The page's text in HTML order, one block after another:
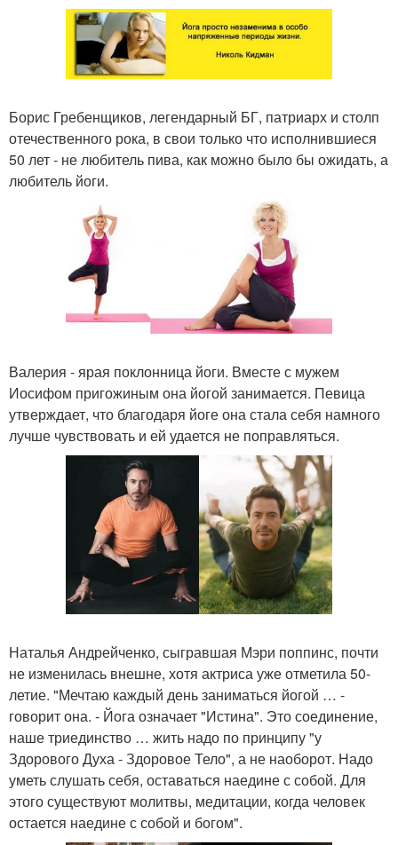
Борис Гребенщиков, легендарный БГ, патриарх и столп
отечественного рока, в свои только что исполнившиеся
50 лет - не любитель пива, как можно было бы ожидать, а
любитель йоги.
Валерия - ярая поклонница йоги. Вместе с мужем
Иосифом пригожиным она йогой занимается. Певица
утверждает, что благодаря йоге она стала себя намного
лучше чувствовать и ей удается не поправляться.
Наталья Андрейченко, сыгравшая Мэри поппинс, почти
не изменилась внешне, хотя актриса уже отметила 50-
летие. "Мечтаю каждый день заниматься йогой … -
говорит она. - Йога означает "Истина". Это соединение,
наше триединство … жить надо по принципу "у
Здорового Духа - Здоровое Тело", а не наоборот. Надо
уметь слушать себя, оставаться наедине с собой. Для
этого существуют молитвы, медитации, когда человек
остается наедине с собой и богом".